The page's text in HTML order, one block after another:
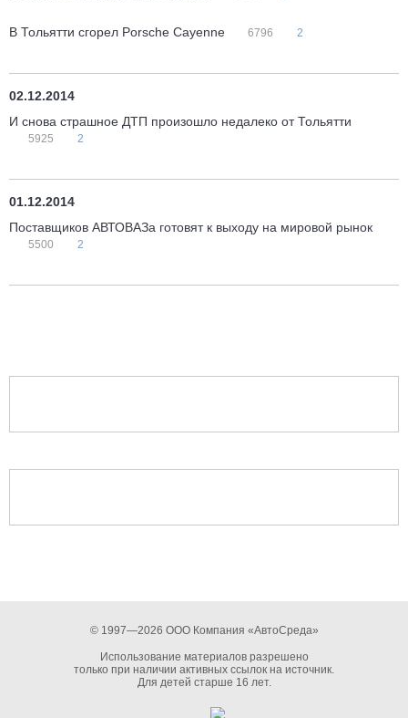
В Тольятти сгорел Porsche Cayenne 6796 2
02.12.2014
И снова страшное ДТП произошло недалеко от Тольятти
5925 2
01.12.2014
Поставщиков АВТОВАЗа готовят к выходу на мировой рынок
5500 2
© 1997—2026 ООО Компания «АвтоСреда»
Использование материалов разрешено
только при наличии активных ссылок на источник.
Для детей старше 16 лет.